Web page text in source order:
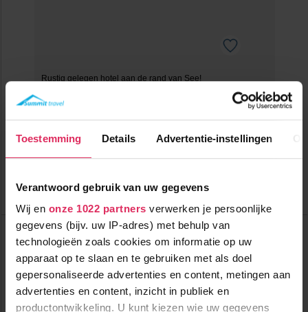
Toestemming Details Advertentie-instellingen
Verantwoord gebruik van uw gegevens
Wij en onze 1022 partners verwerken je persoonlijke
gegevens (bijv. uw IP-adres) met behulp van
technologieën zoals cookies om informatie op uw
apparaat op te slaan en te gebruiken met als doel
gepersonaliseerde advertenties en content, metingen aan
advertenties en content, inzicht in publiek en
productontwikkeling. U kunt kiezen wie uw gegevens
Rustig gelegen hotel aan de rand van See!
vanaf
462
1200m tot centrum
1400m tot skilift
halfpension
Bekijk deze vakantie
Hotel Mallaun
Oostenrijk See